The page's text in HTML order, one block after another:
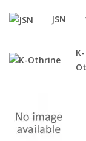
JSN
K-